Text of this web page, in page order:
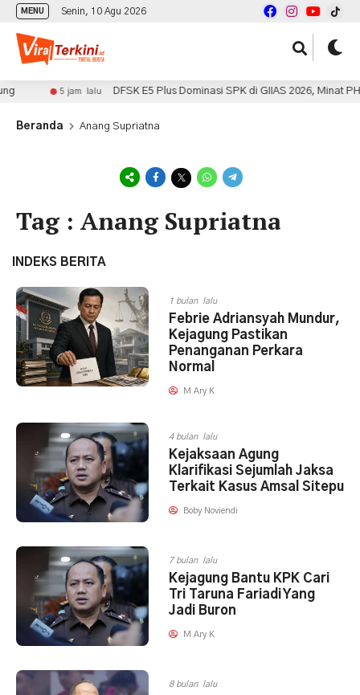
MENU Senin, 10 Agu 2026
5 jam lalu DFSK E5 Plus Dominasi SPK di GIIAS 2026, Minat
Beranda Anang Supriatna
Tag : Anang Supriatna
INDEKS BERITA
1 bulan lalu
Febrie Adriansyah Mundur,
Kejagung Pastikan
Penanganan Perkara
Normal
M Ary K
4 bulan lalu
Kejaksaan Agung
Klarifikasi Sejumlah Jaksa
Terkait Kasus Amsal Sitepu
Boby Noviendi
7 bulan lalu
Kejagung Bantu KPK Cari
Tri Taruna Fariadi Yang
Jadi Buron
M Ary K
8 bulan lalu